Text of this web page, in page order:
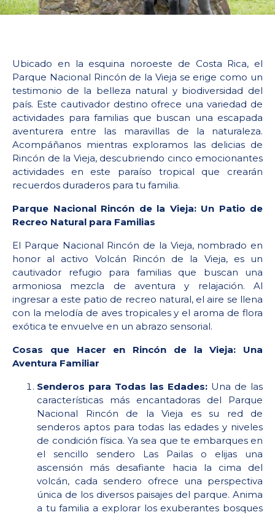
Ubicado en la esquina noroeste de Costa Rica, el
Parque Nacional Rincón de la Vieja se erige como un
testimonio de la belleza natural y biodiversidad del
país. Este cautivador destino ofrece una variedad de
actividades para familias que buscan una escapada
aventurera entre las maravillas de la naturaleza.
Acompáñanos mientras exploramos las delicias de
Rincón de la Vieja, descubriendo cinco emocionantes
actividades en este paraíso tropical que crearán
recuerdos duraderos para tu familia.
Parque Nacional Rincón de la Vieja: Un Patio de
Recreo Natural para Familias
El Parque Nacional Rincón de la Vieja, nombrado en
honor al activo Volcán Rincón de la Vieja, es un
cautivador refugio para familias que buscan una
armoniosa mezcla de aventura y relajación. Al
ingresar a este patio de recreo natural, el aire se llena
con la melodía de aves tropicales y el aroma de flora
exótica te envuelve en un abrazo sensorial.
Cosas que Hacer en Rincón de la Vieja: Una
Aventura Familiar
Senderos para Todas las Edades: Una de las
características más encantadoras del Parque
Nacional Rincón de la Vieja es su red de
senderos aptos para todas las edades y niveles
de condición física. Ya sea que te embarques en
el sencillo sendero Las Pailas o elijas una
ascensión más desafiante hacia la cima del
volcán, cada sendero ofrece una perspectiva
única de los diversos paisajes del parque. Anima
a tu familia a explorar los exuberantes bosques